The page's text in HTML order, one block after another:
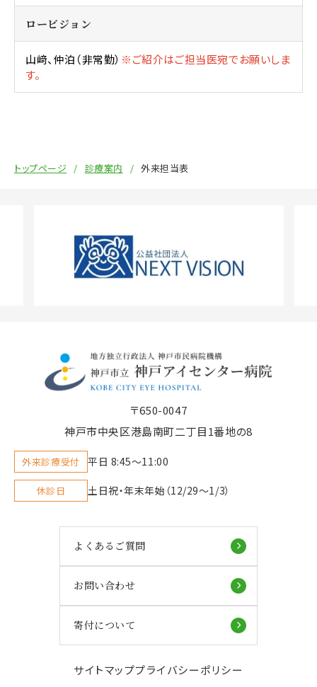
ロービジョン
山﨑、仲泊（非常勤） ※ご紹介はご担当医宛でお願いしま
す。
トップページ 診療案内 外来担当表
〒650-0047
神戸市中央区港島南町二丁目1番地の8
外来診療受付 平日 8:45〜11:00
休診日 土日祝・年末年始（12/29～1/3）
よくあるご質問
お問い合わせ
寄付について
サイトマッププライバシーポリシー